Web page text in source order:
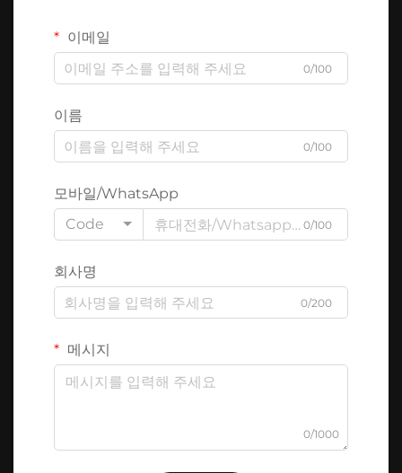
이메일
0/100
이름
0/100
모바일/WhatsApp
Code
0/100
회사명
0/200
메시지
0/1000